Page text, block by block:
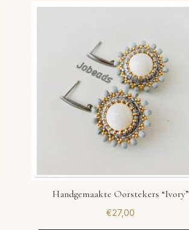
Handgemaakte Oorstekers “Ivory”
€27,00